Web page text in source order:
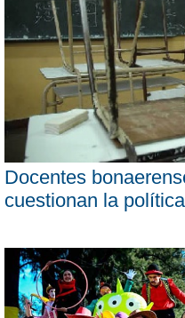
Docentes
cuestionan la